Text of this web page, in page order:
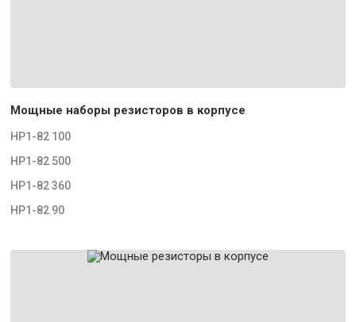
Мощные наборы резисторов в корпусе
НР1-82 100
НР1-82 500
НР1-82 360
НР1-82 90